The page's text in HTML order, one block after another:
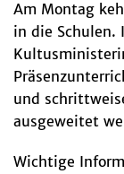
Am Montag
in die Schulen.
und
ausgeweitet
Wichtige